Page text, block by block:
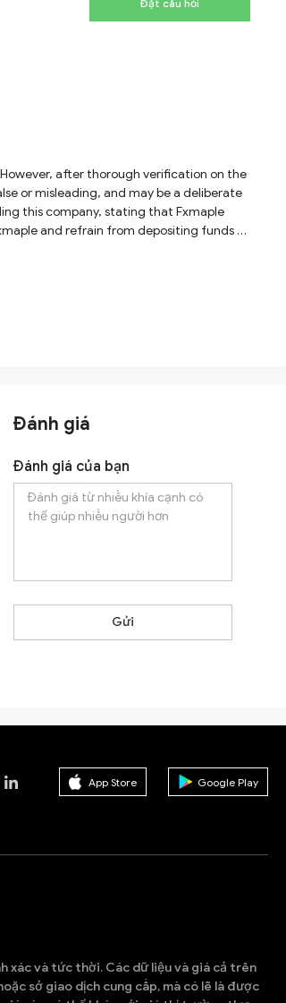
Đặt câu hỏi
or misleading, and may be a deliberate
Đánh giá
Đánh giá của bạn
Gửi
App Store Google Play
xác và tức thời. Các dữ liệu và giá cả trên
sở giao dịch cung cấp, mà có lẽ là được